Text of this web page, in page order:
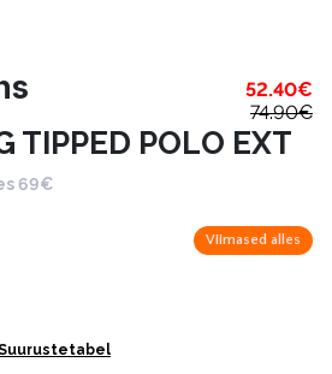
52.40€
74.90€
TIPPED POLO EXT
69€
Viimased alles